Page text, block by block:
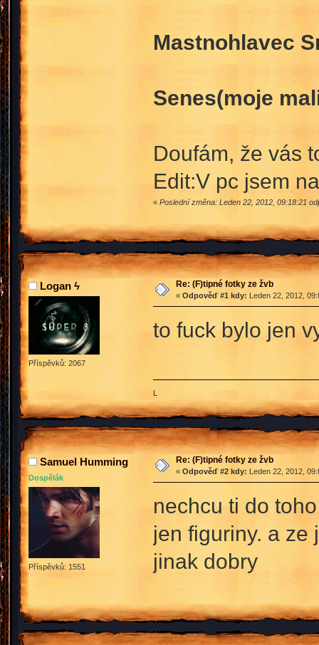
Mastnohlavec
Senes(moje
Doufám, že vás
Edit:V pc jsem
« Poslední změna: Leden 22, 2012, 09:18:21
Logan ϟ
Příspěvků: 2067
Re: (F)tipné fotky ze žvb
« Odpověď #1 kdy: Leden 22, 2012,
to fuck bylo jen
L
Samuel Humming
Dospělák
Příspěvků: 1551
Re: (F)tipné fotky ze žvb
« Odpověď #2 kdy: Leden 22, 2012,
nechcu ti do
jen figuriny. a
jinak dobry